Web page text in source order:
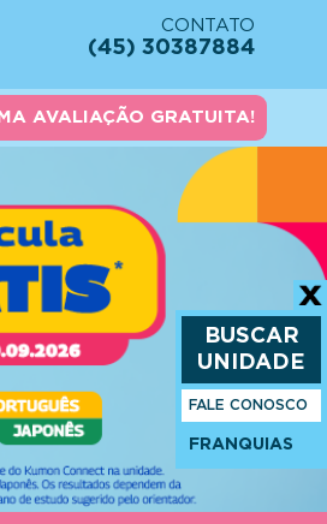
CONTATO
(45) 30387884
AVALIAÇÃO GRATUITA!
BUSCAR
UNIDADE
FALE CONOSCO
FRANQUIAS